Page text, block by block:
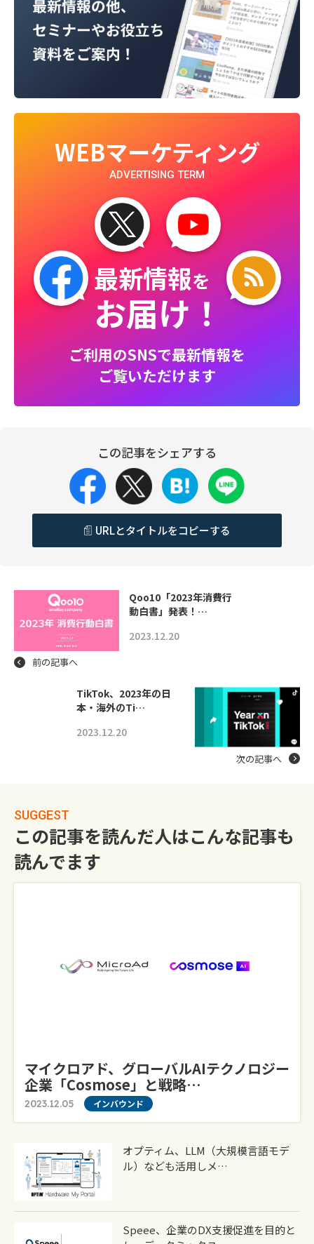
WEBマーケティング
ADVERTISING TERM
最新情報を
お届け！
ご利用のSNSで最新情報を
ご覧いただけます
この記事をシェアする
URLとタイトルをコピーする
Qoo10「2023年消費行
動白書」発表！…
2023.12.20
前の記事へ
TikTok、2023年の日
本・海外のTi…
2023.12.20
次の記事へ
SUGGEST
この記事を読んだ人はこんな記事も
読んでます
マイクロアド、グローバルAIテクノロジー
企業「Cosmose」と戦略…
2023.12.05 インバウンド
オプティム、LLM（大規模言語モデ
ル）なども活用しメ…
Speee、企業のDX支援促進を目的と